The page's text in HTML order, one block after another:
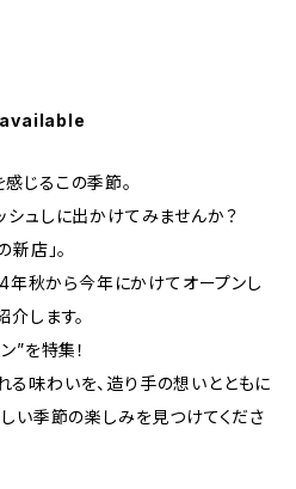
じるこの季節。
シュしに出かけてみませんか？
店」。
年秋から今年にかけてオープンし
します。
”を特集！
味わいを、造り手の想いとともに
しい季節の楽しみを見つけてくださ